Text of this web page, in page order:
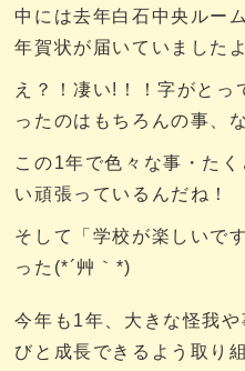
中には去年白石中央ルー
年賀状が届いていました
え？！凄い!！！字がとっ
ったのはもちろんの事、
この1年で色々な事・た
い頑張っているんだね！
そして「学校が楽しいで
った(*´艸｀*)
今年も1年、大きな怪我
びと成長できるよう取り